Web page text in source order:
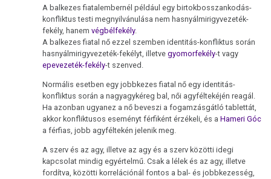
A balkezes fiatalembernél például egy birtokbosszankodás-
konfliktus testi megnyilvánulása nem hasnyálmirigyvezeték-
fekély, hanemvégbélfekély.
A balkezes fiatal nő ezzel szemben identitás-konfliktus során
hasnyálmirigyvezeték-fekélyt, illetvegyomorfekély-t vagy
epevezeték-fekély-t szenved.
Normális esetben egy jobbkezes fiatal nő egy identitás-
konfliktus során a nagyagykéreg bal, női agyféltekéjén reagál.
Ha azonban ugyanez a nő beveszi a fogamzásgátló tablettát,
akkor konfliktusos eseményt férfiként érzékeli, és aHameri Góc
a férfias, jobb agyféltekén jelenik meg.
A szerv és az agy, illetve az agy és a szerv közötti idegi
kapcsolat mindig egyértelmű. Csak a lélek és az agy, illetve
fordítva, közötti korrelációnál fontos a bal- és jobbkezesség,